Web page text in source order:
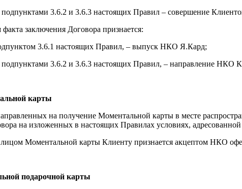
3.6.2 и 3.6.3 настоящих Правил – совершение
заключения Договора признается:
3.6.1 настоящих Правил, – выпуск НКО Я.Кард;
3.6.2 и 3.6.3 настоящих Правил, – направление
карты
на получение Моментальной карты в месте
на изложенных в настоящих Правилах условиях,
Моментальной карты Клиенту признается акцептом НКО
подарочной карты